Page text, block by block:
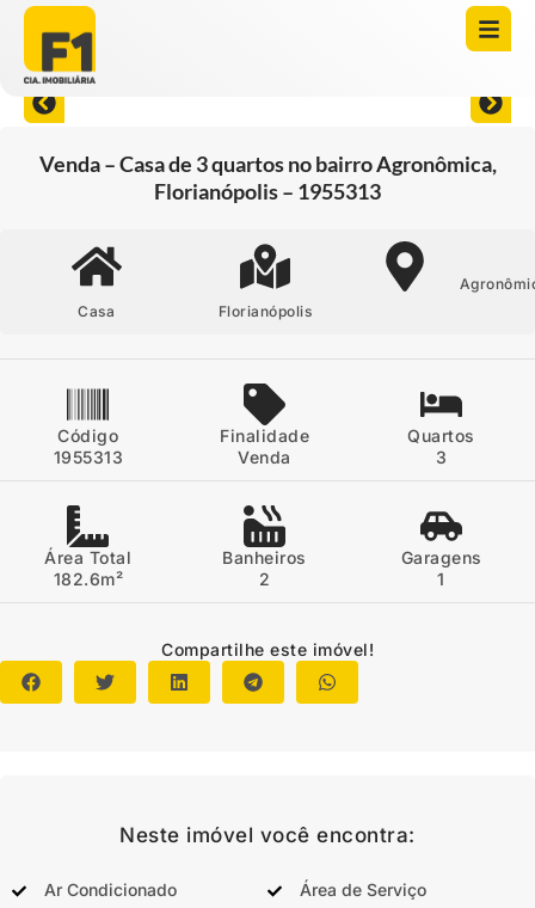
Venda – Casa de 3 quartos no bairro Agronômica,
Florianópolis – 1955313
Casa Florianópolis
Código
1955313
Finalidade
Venda
Quartos
3
Área Total
182.6m²
Banheiros
2
Garagens
1
Compartilhe este imóvel!
Neste imóvel você encontra:
Ar Condicionado
Área de Serviço